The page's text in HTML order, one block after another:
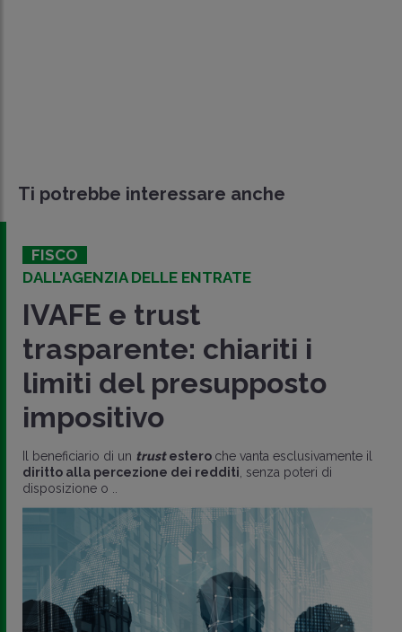
Ti potrebbe interessare anche
FISCO
DALL'AGENZIA DELLE ENTRATE
IVAFE e trust
trasparente: chiariti i
limiti del presupposto
impositivo
Il beneficiario di un trustestero che vanta esclusivamente il
diritto alla percezione dei redditi , senza poteri di
disposizione o ..